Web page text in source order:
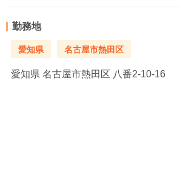
勤務地
愛知県 名古屋市熱田区
愛知県 名古屋市熱田区 八番2-10-16